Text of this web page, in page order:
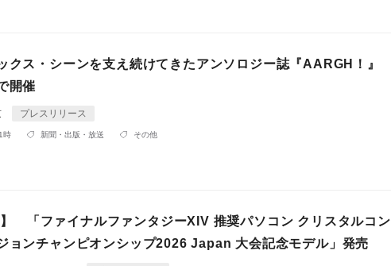
クス・シーンを支え続けてきたアンソロジー誌『AARGH！』
開催
プレスリリース
時 新聞・出版・放送 その他
「ファイナルファンタジーXIV 推奨パソコン クリスタルコン
ョンチャンピオンシップ2026 Japan 大会記念モデル」発売